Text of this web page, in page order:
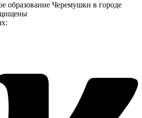
образование Черемушки в городе